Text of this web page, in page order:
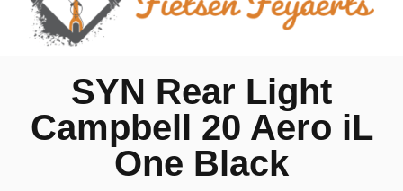
SYN Rear Light
Campbell 20 Aero iL
One Black